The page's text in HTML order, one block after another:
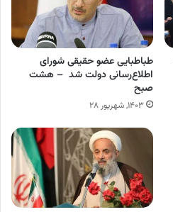
طباطبایی عضو حقیقی شورای
اطلاع‌رسانی دولت شد – هشت
صبح
۱۴۰۳, شهریور ۲۸